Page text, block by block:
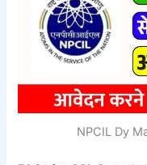
NPCIL Dy